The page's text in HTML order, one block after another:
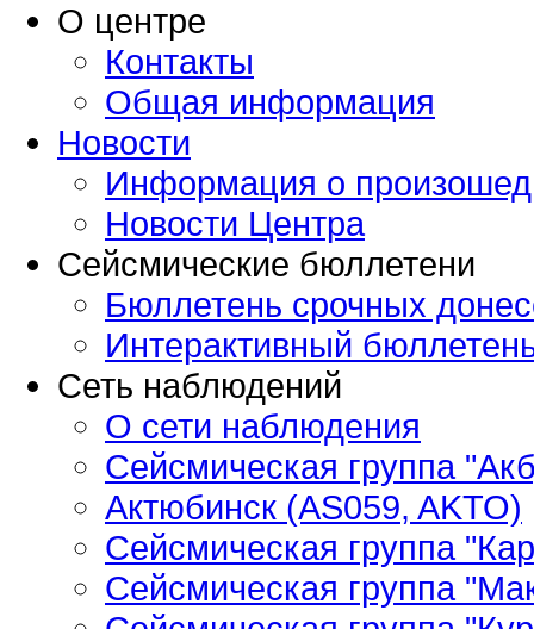
O центре
Контакты
Общая информация
Новости
Информация о
Новости Центра
Сейсмические бюллетени
Бюллетень срочных
Интерактивный
Сеть наблюдений
О сети наблюдения
Сейсмическая группа
Актюбинск (AS059, AKTO)
Сейсмическая группа
Сейсмическая группа